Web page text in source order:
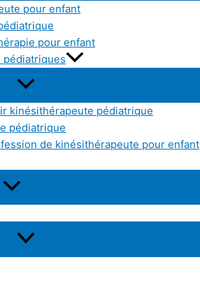
pour enfant
pour enfant
pédiatriques
kinésithérapeute pédiatrique
pédiatrique
de kinésithérapeute pour enfant